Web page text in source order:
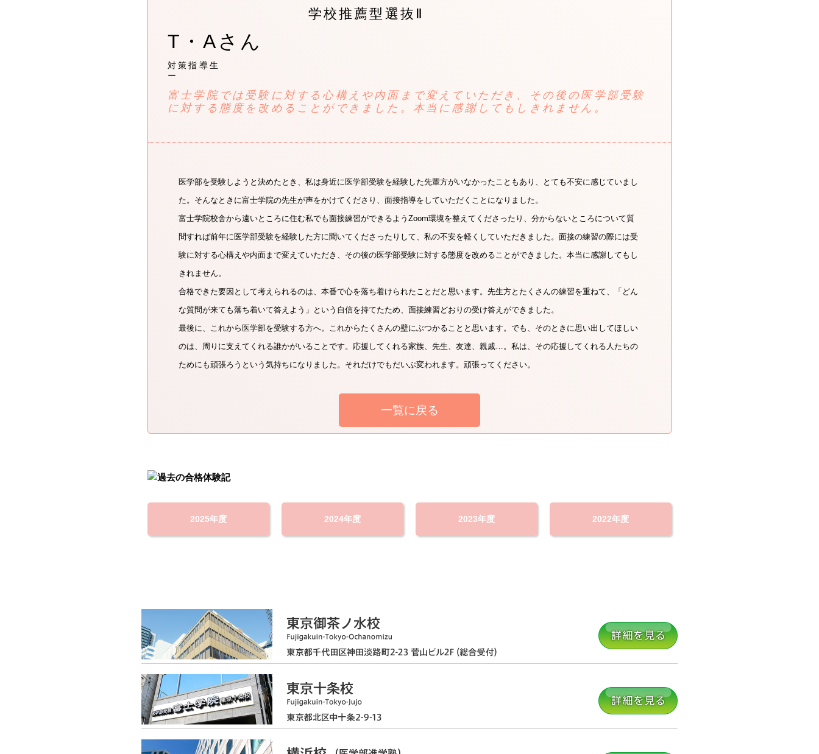
学校推薦型選抜Ⅱ
T・Aさん
対策指導生
ー
富士学院では受験に対する心構えや内面まで変えていただき、その後の医学部受験
に対する態度を改めることができました。本当に感謝してもしきれません。
医学部を受験しようと決めたとき、私は身近に医学部受験を経験した先輩方がいなかったこともあり、とても不安に感じていまし
た。そんなときに富士学院の先生が声をかけてくださり、面接指導をしていただくことになりました。
富士学院校舎から遠いところに住む私でも面接練習ができるようZoom環境を整えてくださったり、分からないところについて質
問すれば前年に医学部受験を経験した方に聞いてくださったりして、私の不安を軽くしていただきました。面接の練習の際には受
験に対する心構えや内面まで変えていただき、その後の医学部受験に対する態度を改めることができました。本当に感謝してもし
きれません。
合格できた要因として考えられるのは、本番で心を落ち着けられたことだと思います。先生方とたくさんの練習を重ねて、「どん
な質問が来ても落ち着いて答えよう」という自信を持てたため、面接練習どおりの受け答えができました。
最後に、これから医学部を受験する方へ。これからたくさんの壁にぶつかることと思います。でも、そのときに思い出してほしい
のは、周りに支えてくれる誰かがいることです。応援してくれる家族、先生、友達、親戚…。私は、その応援してくれる人たちの
ためにも頑張ろうという気持ちになりました。それだけでもだいぶ変われます。頑張ってください。
一覧に戻る
2025年度 2024年度 2023年度 2022年度